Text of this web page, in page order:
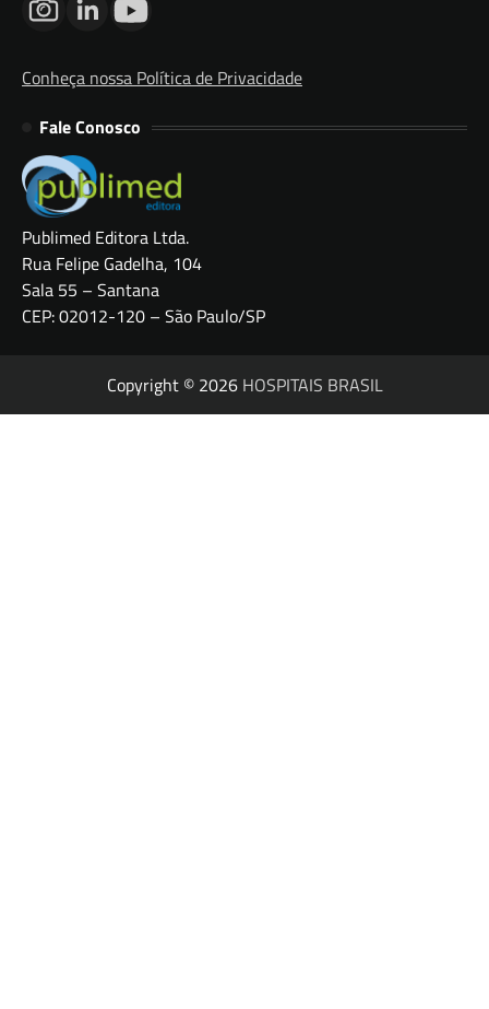
Conheça nossa Política de Privacidade
Fale Conosco
Publimed Editora Ltda.
Rua Felipe Gadelha, 104
Sala 55 – Santana
CEP: 02012-120 – São Paulo/SP
Copyright © 2026 HOSPITAIS BRASIL